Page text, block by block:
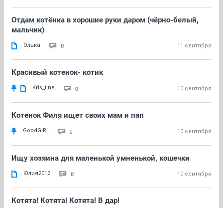
Отдам котёнка в хорошие руки даром (чёрно-белый,
мальчик)
Олька 0 11 сентября
Красивый котенок- котик
Kris_tina 0 10 сентября
Котенок Филя ищет своих мам и пап
GoodGIRL 1 10 сентября
Ищу хозяина для маленькой умненькой, кошечки
Юлия2012 0 10 сентября
Котята! Котята! Котята! В дар!